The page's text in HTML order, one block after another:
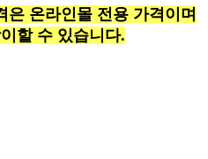
은 온라인몰 전용 가격이며
할 수 있습니다.